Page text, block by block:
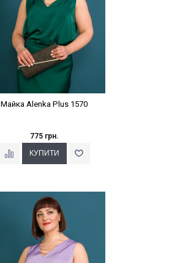
Майка Alenka Plus 1570
775 грн.
Наклейки Варіант з %